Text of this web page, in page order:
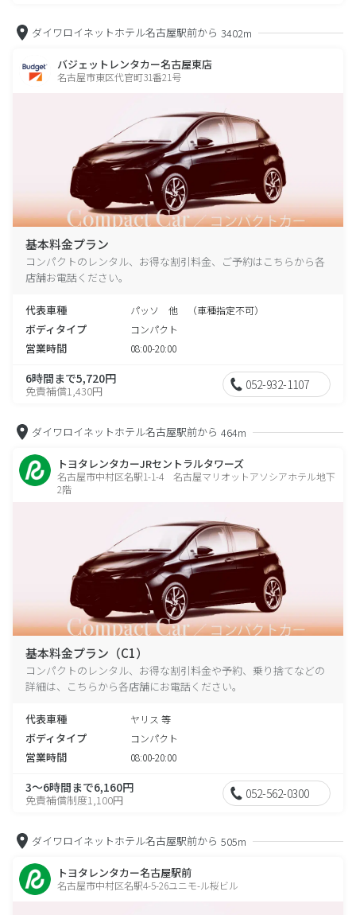
ダイワロイネットホテル名古屋駅前から 3402m
バジェットレンタカー名古屋東店
名古屋市東区代官町31番21号
基本料金プラン
コンパクトのレンタル、お得な割引料金、ご予約はこちらから各
店舗お電話ください。
代表車種 パッソ 他 （車種指定不可）
ボディタイプ コンパクト
営業時間 08:00-20:00
6時間まで5,720円
免責補償1,430円 052-932-1107
ダイワロイネットホテル名古屋駅前から 464m
トヨタレンタカーJRセントラルタワーズ
名古屋市中村区名駅1-1-4 名古屋マリオットアソシアホテル地下
2階
基本料金プラン（C1）
コンパクトのレンタル、お得な割引料金や予約、乗り捨てなどの
詳細は、こちらから各店舗にお電話ください。
代表車種 ヤリス 等
ボディタイプ コンパクト
営業時間 08:00-20:00
3～6時間まで6,160円
免責補償制度1,100円 052-562-0300
ダイワロイネットホテル名古屋駅前から 505m
トヨタレンタカー名古屋駅前
名古屋市中村区名駅4-5-26ユニモ-ル桜ビル